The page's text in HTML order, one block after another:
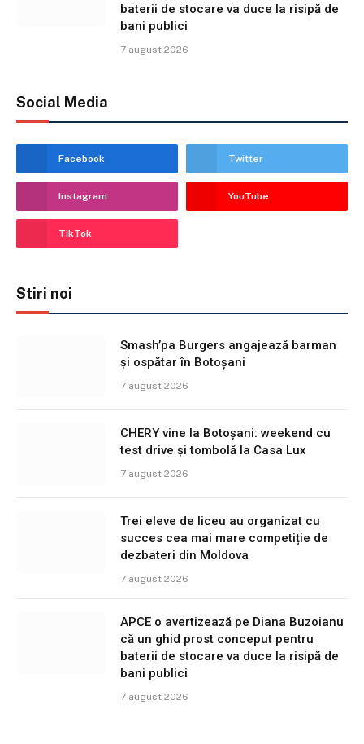
baterii de stocare va duce la risipă de
bani publici
7 august 2026
Social Media
Facebook Twitter
Instagram YouTube
TikTok
Stiri noi
Smash’pa Burgers angajează barman
și ospătar în Botoșani
7 august 2026
CHERY vine la Botoșani: weekend cu
test drive și tombolă la Casa Lux
7 august 2026
Trei eleve de liceu au organizat cu
succes cea mai mare competiție de
dezbateri din Moldova
7 august 2026
APCE o avertizează pe Diana Buzoianu
că un ghid prost conceput pentru
baterii de stocare va duce la risipă de
bani publici
7 august 2026